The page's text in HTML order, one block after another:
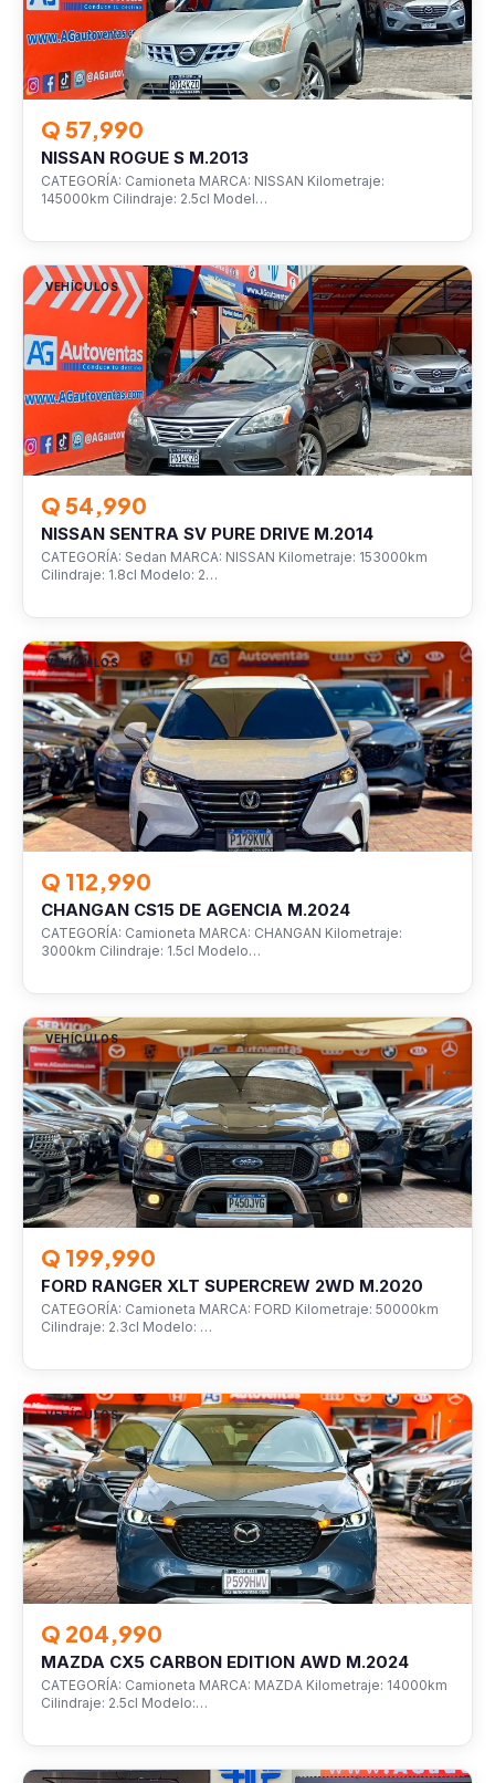
Q 57,990
NISSAN ROGUE S M.2013
CATEGORÍA: Camioneta MARCA: NISSAN Kilometraje:
145000km Cilindraje: 2.5cl Model…
VEHÍCULOS
Q 54,990
NISSAN SENTRA SV PURE DRIVE M.2014
CATEGORÍA: Sedan MARCA: NISSAN Kilometraje: 153000km
Cilindraje: 1.8cl Modelo: 2…
VEHÍCULOS
Q 112,990
CHANGAN CS15 DE AGENCIA M.2024
CATEGORÍA: Camioneta MARCA: CHANGAN Kilometraje:
3000km Cilindraje: 1.5cl Modelo…
VEHÍCULOS
Q 199,990
FORD RANGER XLT SUPERCREW 2WD M.2020
CATEGORÍA: Camioneta MARCA: FORD Kilometraje: 50000km
Cilindraje: 2.3cl Modelo: …
VEHÍCULOS
Q 204,990
MAZDA CX5 CARBON EDITION AWD M.2024
CATEGORÍA: Camioneta MARCA: MAZDA Kilometraje: 14000km
Cilindraje: 2.5cl Modelo:…